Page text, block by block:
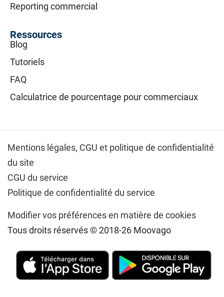
Reporting commercial
Ressources
Blog
Tutoriels
FAQ
Calculatrice de pourcentage pour commerciaux
Mentions légales, CGU et politique de confidentialité
du site
CGU du service
Politique de confidentialité du service
Modifier vos préférences en matière de cookies
Tous droits réservés © 2018-26 Moovago